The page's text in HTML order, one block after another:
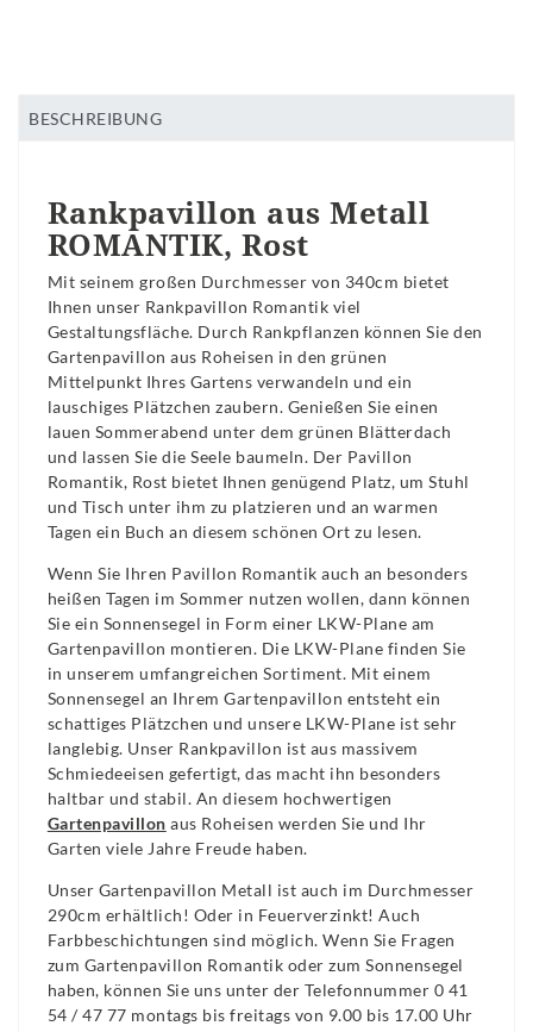
BESCHREIBUNG
Rankpavillon aus Metall
ROMANTIK, Rost
Mit seinem großen Durchmesser von 340cm bietet
Ihnen unser Rankpavillon Romantik viel
Gestaltungsfläche. Durch Rankpflanzen können Sie den
Gartenpavillon aus Roheisen in den grünen
Mittelpunkt Ihres Gartens verwandeln und ein
lauschiges Plätzchen zaubern. Genießen Sie einen
lauen Sommerabend unter dem grünen Blätterdach
und lassen Sie die Seele baumeln. Der Pavillon
Romantik, Rost bietet Ihnen genügend Platz, um Stuhl
und Tisch unter ihm zu platzieren und an warmen
Tagen ein Buch an diesem schönen Ort zu lesen.
Wenn Sie Ihren Pavillon Romantik auch an besonders
heißen Tagen im Sommer nutzen wollen, dann können
Sie ein Sonnensegel in Form einer LKW-Plane am
Gartenpavillon montieren. Die LKW-Plane finden Sie
in unserem umfangreichen Sortiment. Mit einem
Sonnensegel an Ihrem Gartenpavillon entsteht ein
schattiges Plätzchen und unsere LKW-Plane ist sehr
langlebig. Unser Rankpavillon ist aus massivem
Schmiedeeisen gefertigt, das macht ihn besonders
haltbar und stabil. An diesem hochwertigen
Gartenpavillon aus Roheisen werden Sie und Ihr
Garten viele Jahre Freude haben.
Unser Gartenpavillon Metall ist auch im Durchmesser
290cm erhältlich! Oder in Feuerverzinkt! Auch
Farbbeschichtungen sind möglich. Wenn Sie Fragen
zum Gartenpavillon Romantik oder zum Sonnensegel
haben, können Sie uns unter der Telefonnummer 0 41
54 / 47 77 montags bis freitags von 9.00 bis 17.00 Uhr